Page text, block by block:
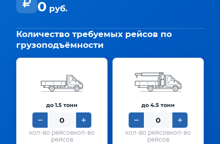
0 руб.
Количество требуемых рейсов по
грузоподъёмности
до 1.5 тонн
кол-во
рейсов
до 4.5 тонн
кол-во
рейсов